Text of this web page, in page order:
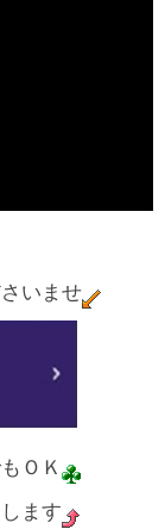
いませ
ＯＫ
ます